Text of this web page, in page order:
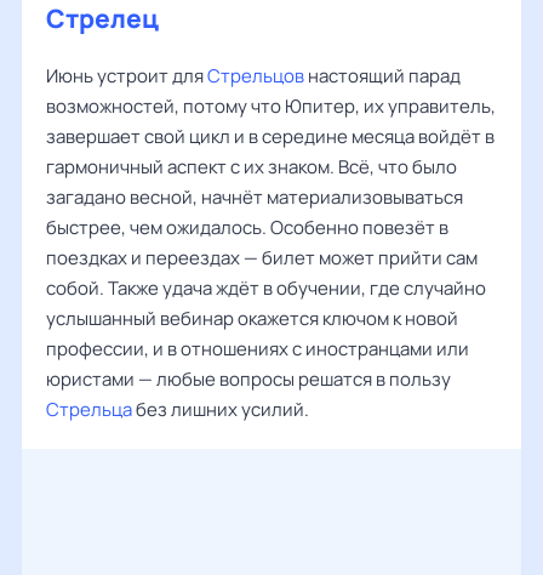
Стрелец
Июнь устроит дляСтрельцовнастоящий парад
возможностей, потому что Юпитер, их управитель,
завершает свой цикл и в середине месяца войдёт в
гармоничный аспект с их знаком. Всё, что было
загадано весной, начнёт материализовываться
быстрее, чем ожидалось. Особенно повезёт в
поездках и переездах — билет может прийти сам
собой. Также удача ждёт в обучении, где случайно
услышанный вебинар окажется ключом к новой
профессии, и в отношениях с иностранцами или
юристами — любые вопросы решатся в пользу
Стрельцабез лишних усилий.